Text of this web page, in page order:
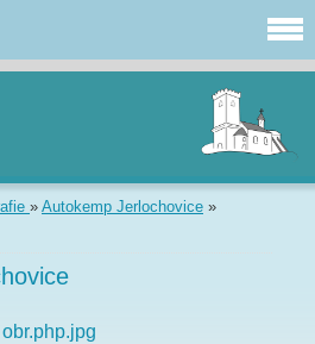
» Autokemp Jerlochovice »
obr.php.jpg